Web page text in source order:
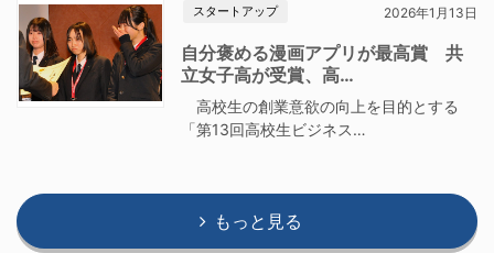
スタートアップ 2026年1月13日
自分褒める漫画アプリが最高賞 共
立女子高が受賞、高…
高校生の創業意欲の向上を目的とする
「第13回高校生ビジネス…
もっと見る